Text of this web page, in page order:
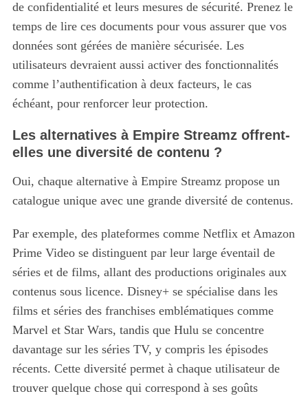
de confidentialité et leurs mesures de sécurité. Prenez le
temps de lire ces documents pour vous assurer que vos
données sont gérées de manière sécurisée. Les
utilisateurs devraient aussi activer des fonctionnalités
comme l’authentification à deux facteurs, le cas
échéant, pour renforcer leur protection.
Les alternatives à Empire Streamz offrent-
elles une diversité de contenu ?
Oui, chaque alternative à Empire Streamz propose un
catalogue unique avec une grande diversité de contenus.
Par exemple, des plateformes comme Netflix et Amazon
Prime Video se distinguent par leur large éventail de
séries et de films, allant des productions originales aux
contenus sous licence. Disney+ se spécialise dans les
films et séries des franchises emblématiques comme
Marvel et Star Wars, tandis que Hulu se concentre
davantage sur les séries TV, y compris les épisodes
récents. Cette diversité permet à chaque utilisateur de
trouver quelque chose qui correspond à ses goûts